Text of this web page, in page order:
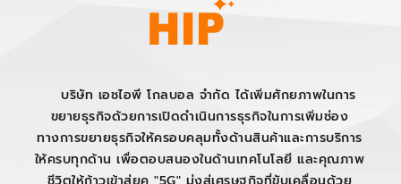
บริษัท เอชไอพี โกลบอล จำกัด ได้เพิ่มศักยภาพในการ
ขยายธุรกิจด้วยการเปิดดำเนินการธุรกิจในการเพิ่มช่อง
ทางการขยายธุรกิจให้ครอบคลุมทั้งด้านสินค้าและการบริการ
ให้ครบทุกด้าน เพื่อตอบสนองในด้านเทคโนโลยี และคุณภาพ